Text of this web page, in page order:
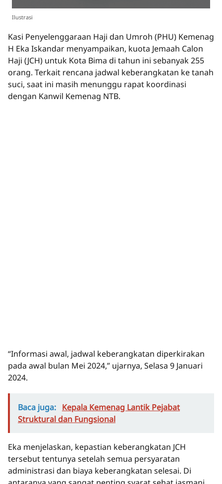
Ilustrasi
Kasi Penyelenggaraan Haji dan Umroh (PHU) Kemenag
H Eka Iskandar menyampaikan, kuota Jemaah Calon
Haji (JCH) untuk Kota Bima di tahun ini sebanyak 255
orang. Terkait rencana jadwal keberangkatan ke tanah
suci, saat ini masih menunggu rapat koordinasi
dengan Kanwil Kemenag NTB.
“Informasi awal, jadwal keberangkatan diperkirakan
pada awal bulan Mei 2024,” ujarnya, Selasa 9 Januari
2024.
Baca juga: Kepala Kemenag Lantik Pejabat
Struktural dan Fungsional
Eka menjelaskan, kepastian keberangkatan JCH
tersebut tentunya setelah semua persyaratan
administrasi dan biaya keberangkatan selesai. Di